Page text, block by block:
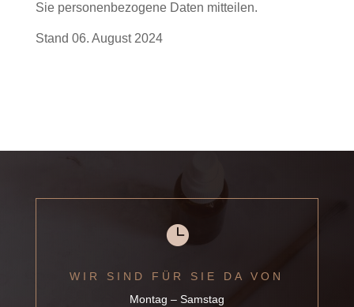
Sie personenbezogene Daten mitteilen.
Stand 06. August 2024

WIR SIND FÜR SIE DA VON
Montag – Samstag